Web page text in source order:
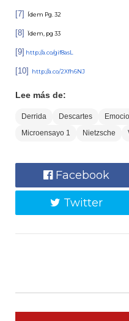
[7] Ídem Pg. 32
[8] Ïdem, pg 33
[9] http://a.co/gif8asL
[10] http://a.co/2Xfh6NJ
Lee más de:
Derrida Descartes
Microensayo 1
Nietzsche
Facebook
Twitter